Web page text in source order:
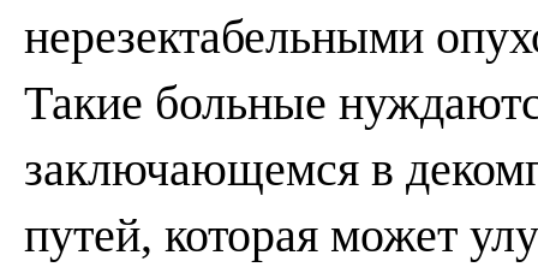
нерезектабельными
Такие больные
заключающемся в
путей, которая может